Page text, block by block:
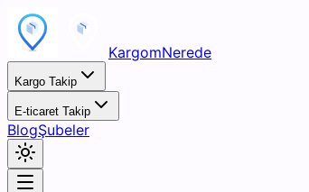
KargomNerede
Kargo Takip
E-ticaret Takip
BlogŞubeler